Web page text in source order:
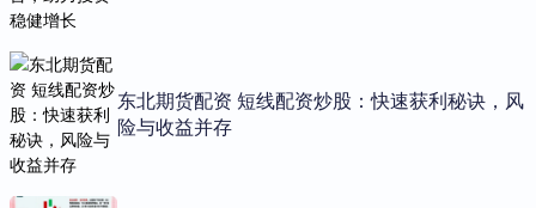
东北期货配资 短线配资炒股：快速获利秘诀，风
险与收益并存